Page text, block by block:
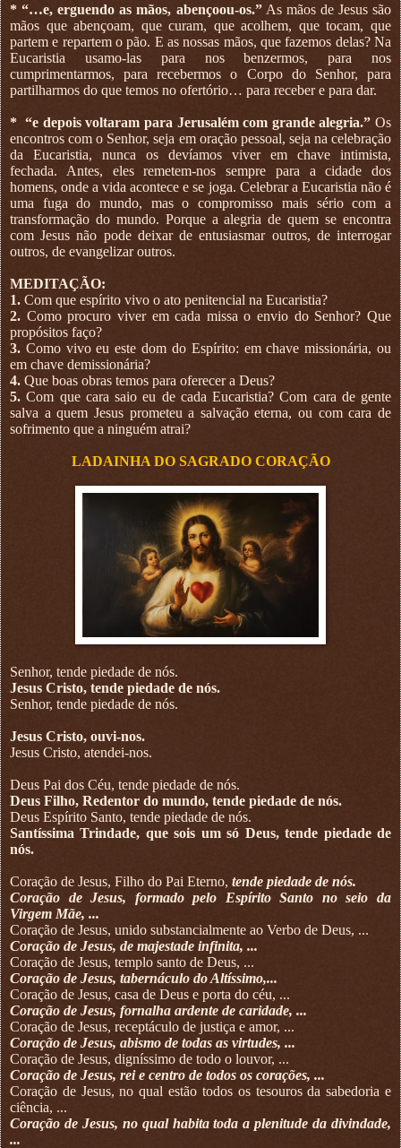
* “…e, erguendo as mãos, abençoou-os.”As mãos de Jesus são
mãos que abençoam, que curam, que acolhem, que tocam, que
partem e repartem o pão. E as nossas mãos, que fazemos delas? Na
Eucaristia usamo-las para nos benzermos, para nos
cumprimentarmos, para recebermos o Corpo do Senhor, para
partilharmos do que temos no ofertório… para receber e para dar.
* “e depois voltaram para Jerusalém com grande alegria.”Os
encontros com o Senhor, seja em oração pessoal, seja na celebração
da Eucaristia, nunca os devíamos viver em chave intimista,
fechada. Antes, eles remetem-nos sempre para a cidade dos
homens, onde a vida acontece e se joga. Celebrar a Eucaristia não é
uma fuga do mundo, mas o compromisso mais sério com a
transformação do mundo. Porque a alegria de quem se encontra
com Jesus não pode deixar de entusiasmar outros, de interrogar
outros, de evangelizar outros.
MEDITAÇÃO:
1. Com que espírito vivo o ato penitencial na Eucaristia?
2. Como procuro viver em cada missa o envio do Senhor? Que
propósitos faço?
3. Como vivo eu este dom do Espírito: em chave missionária, ou
em chave demissionária?
4. Que boas obras temos para oferecer a Deus?
5. Com que cara saio eu de cada Eucaristia? Com cara de gente
salva a quem Jesus prometeu a salvação eterna, ou com cara de
sofrimento que a ninguém atrai?
LADAINHA DO SAGRADO CORAÇÃO
Senhor, tende piedade de nós.
Jesus Cristo, tende piedade de nós.
Senhor, tende piedade de nós.
Jesus Cristo, ouvi-nos.
Jesus Cristo, atendei-nos.
Deus Pai dos Céu, tende piedade de nós.
Deus Filho, Redentor do mundo, tende piedade de nós.
Deus Espírito Santo, tende piedade de nós.
Santíssima Trindade, que sois um só Deus, tende piedade de
nós.
Coração de Jesus, Filho do Pai Eterno, tende piedade de nós.
Coração de Jesus, formado pelo Espírito Santo no seio da
Virgem Mãe, ...
Coração de Jesus, unido substancialmente ao Verbo de Deus, ...
Coração de Jesus, de majestade infinita, ...
Coração de Jesus, templo santo de Deus, ...
Coração de Jesus, tabernáculo do Altíssimo,...
Coração de Jesus, casa de Deus e porta do céu, ...
Coração de Jesus, fornalha ardente de caridade, ...
Coração de Jesus, receptáculo de justiça e amor, ...
Coração de Jesus, abismo de todas as virtudes, ...
Coração de Jesus, digníssimo de todo o louvor, ...
Coração de Jesus, rei e centro de todos os corações, ...
Coração de Jesus, no qual estão todos os tesouros da sabedoria e
ciência, ...
Coração de Jesus, no qual habita toda a plenitude da divindade,
...